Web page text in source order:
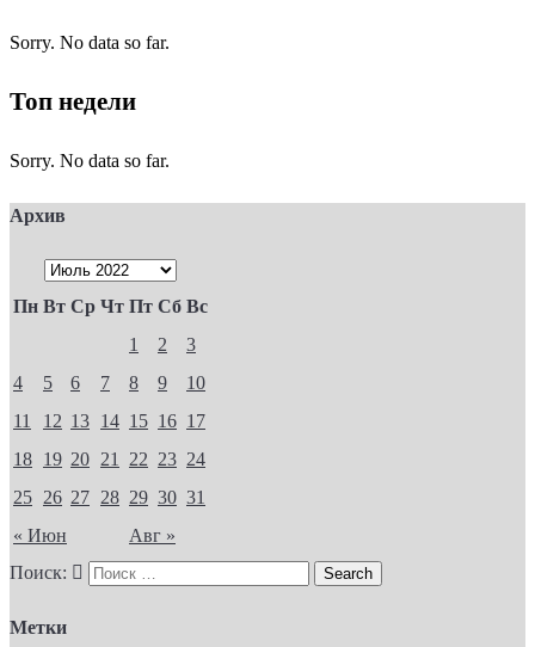
Sorry. No data so far.
Топ недели
Sorry. No data so far.
Архив
Пн Вт Ср Чт Пт Сб Вс
« Июн Авг »
1 2
3
4
5 6 7 8 9
10
11
12 13 14 15 16 17
18 19 20 21 22 23 24
25 26 27 28 29 30 31
Поиск:
Метки